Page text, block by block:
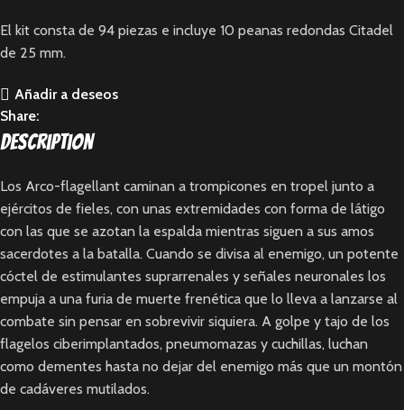
El kit consta de 94 piezas e incluye 10 peanas redondas Citadel
de 25 mm.
Añadir a deseos
Share:
Description
Los Arco-flagellant caminan a trompicones en tropel junto a
ejércitos de fieles, con unas extremidades con forma de látigo
con las que se azotan la espalda mientras siguen a sus amos
sacerdotes a la batalla. Cuando se divisa al enemigo, un potente
cóctel de estimulantes suprarrenales y señales neuronales los
empuja a una furia de muerte frenética que lo lleva a lanzarse al
combate sin pensar en sobrevivir siquiera. A golpe y tajo de los
flagelos ciberimplantados, pneumomazas y cuchillas, luchan
como dementes hasta no dejar del enemigo más que un montón
de cadáveres mutilados.